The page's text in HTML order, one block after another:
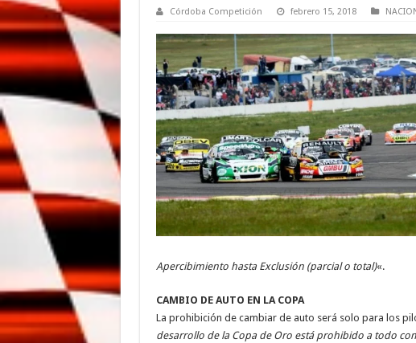
Córdoba Competición febrero 15, 2018
Apercibimiento hasta Exclusión (parcial o total)«.
CAMBIO DE AUTO EN LA COPA
La prohibición de cambiar de auto será solo para los
desarrollo de la Copa de Oro está prohibido a todo